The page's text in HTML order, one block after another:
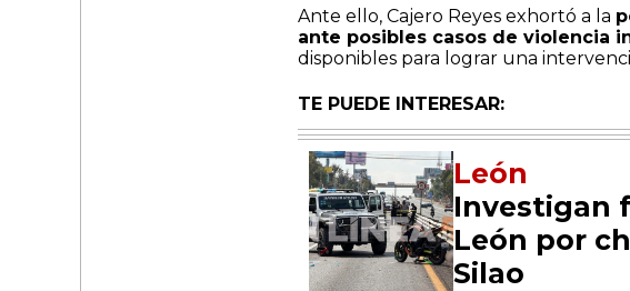
Ante ello, Cajero Reyes exhortó a la
ante posibles casos de violencia
disponibles para lograr una
TE PUEDE INTERESAR:
León
Investigan
León por
Silao